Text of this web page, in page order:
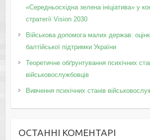
«Середньосхідна зелена ініціатива» у
стратегії Vision 2030
Військова допомога малих держав:
балтійської підтримки України
Теоретичне обґрунтування психічних
військовослужбовців
Вивчення психічних станів
ОСТАННІ КОМЕНТАРІ